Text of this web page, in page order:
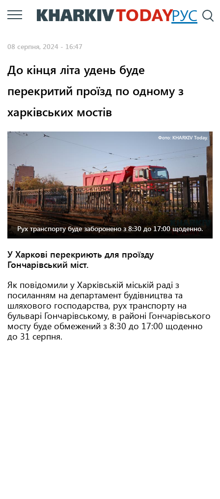
Перейти
до
РУС
08 серпня, 2024 - 16:47
До кінця літа удень буде
перекритий проїзд по одному з
харківських мостів
Фото: KHARKIV Today.
Рух транспорту буде заборонено з 8:30 до 17:00 щоденно.
У Харкові перекриють для проїзду
Гончарівський міст.
Як повідомили у Харківській міській раді з
посиланням на департамент будівництва та
шляхового господарства, рух транспорту на
бульварі Гончарівському, в районі Гончарівського
мосту буде обмежений з 8:30 до 17:00 щоденно
до 31 серпня.